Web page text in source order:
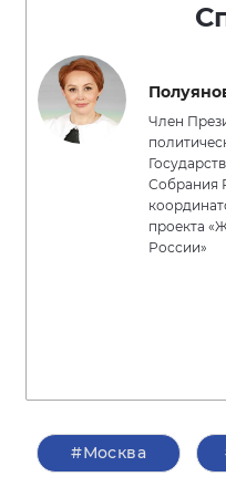
Член
Собрания
проекта
России»
#Москва